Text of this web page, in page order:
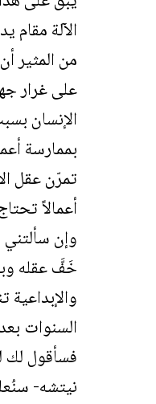
الآلة مقام
من المثير
على غرار
الإنسان
بممارسة
تمرّن عقل
أعمالاً
وإن سألتني
خَفَّ عقله
السنوات
فسأقول لك
نيتشه-